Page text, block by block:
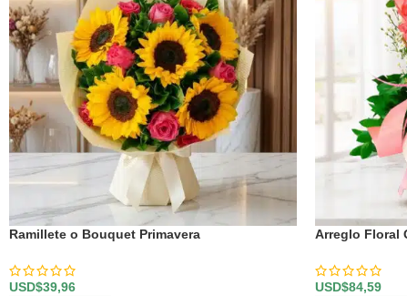
Ramillete o Bouquet Primavera
USD$39,96
Arreglo Floral
USD$84,59